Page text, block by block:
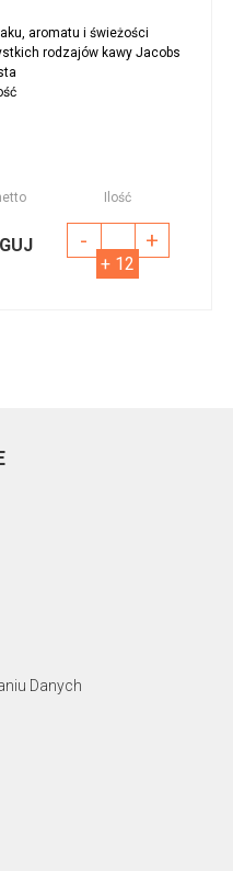
aromatu i świeżości
rodzajów kawy Jacobs
Ilość
- +
+ 12
Danych